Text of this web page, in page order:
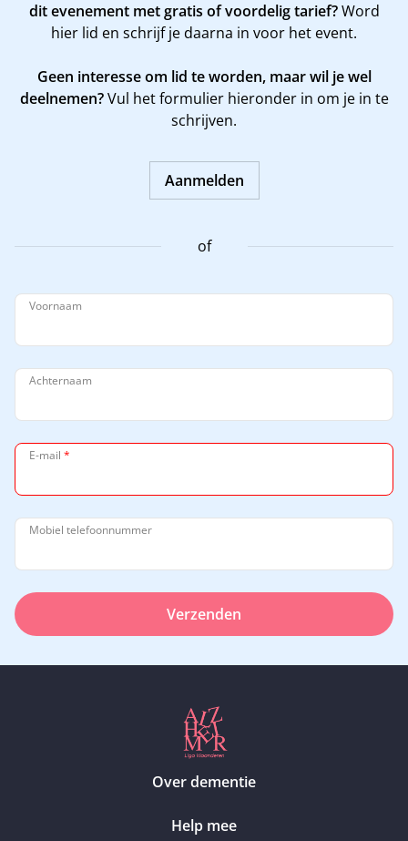
dit evenement met gratis of voordelig tarief?Word
hier lid en schrijf je daarna in voor het event.
Geen interesse om lid te worden, maar wil je wel
deelnemen?Vul het formulier hieronder in om je in te
schrijven.
Aanmelden
of
Voornaam
Achternaam
E-mail *
Mobiel telefoonnummer
Verzenden
Over dementie
Help mee